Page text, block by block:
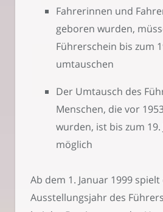
Fahrerinnen und
geboren wurden,
Führerschein bis zum
umtauschen
Der Umtausch des
Menschen, die vor
wurden, ist bis zum 19.
möglich
Ab dem 1. Januar 1999 spielt
Ausstellungsjahr des